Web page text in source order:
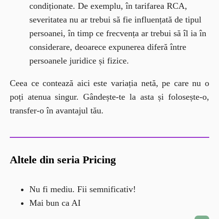
condiționate. De exemplu, în tarifarea RCA,
severitatea nu ar trebui să fie influențată de tipul
persoanei, în timp ce frecvența ar trebui să îl ia în
considerare, deoarece expunerea diferă între
persoanele juridice și fizice.
Ceea ce contează aici este variația netă, pe care nu o
poți atenua singur. Gândește-te la asta și folosește-o,
transfer-o în avantajul tău.
Altele din seria Pricing
Nu fi mediu. Fii semnificativ!
Mai bun ca AI